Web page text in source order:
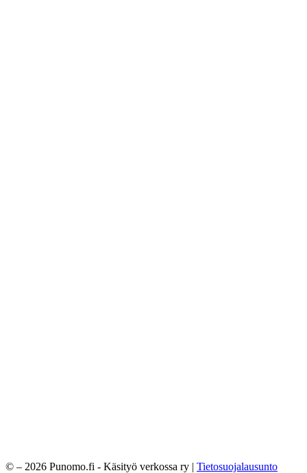
© – 2026 Punomo.fi - Käsityö verkossa ry | Tietosuojalausunto